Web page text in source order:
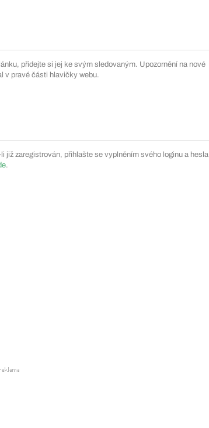
přidejte si jej ke svým sledovaným. Upozornění na nové
v pravé části hlavičky webu.
již zaregistrován, přihlašte se vyplněním svého loginu a hesla
.